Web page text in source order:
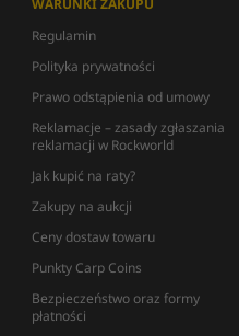
WARUNKI ZAKUPU
Regulamin
Polityka prywatności
Prawo odstąpienia od umowy
Reklamacje – zasady zgłaszania
reklamacji w Rockworld
Jak kupić na raty?
Zakupy na aukcji
Ceny dostaw towaru
Punkty Carp Coins
Bezpieczeństwo oraz formy
płatności